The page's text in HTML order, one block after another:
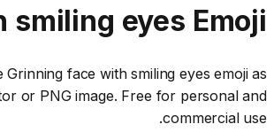
smiling eyes Emoji
Grinning face with smiling eyes emoji as
or PNG image. Free for personal and
commercial use.